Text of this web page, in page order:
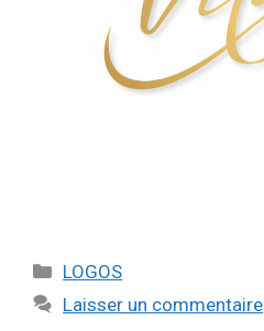
LOGOS
Laisser un commentaire